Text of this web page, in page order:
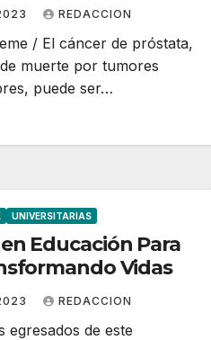
REDACCION
/ El cáncer de próstata,
muerte por tumores
puede ser…
UNIVERSITARIAS
Educación Para
Vidas
REDACCION
de este